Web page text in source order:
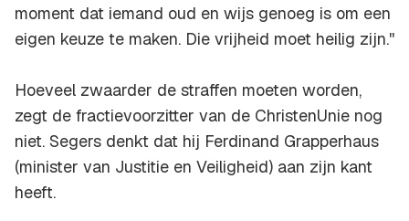
moment dat iemand oud en wijs genoeg is om een
eigen keuze te maken. Die vrijheid moet heilig zijn.''
Hoeveel zwaarder de straffen moeten worden,
zegt de fractievoorzitter van de ChristenUnie nog
niet. Segers denkt dat hij Ferdinand Grapperhaus
(minister van Justitie en Veiligheid) aan zijn kant
heeft.